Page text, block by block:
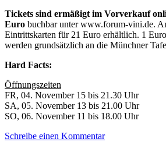
Tickets sind ermäßigt im Vorverkauf
Euro buchbar unter www.forum-vini.de.
Eintrittskarten für 21 Euro erhältlich. 1
werden grundsätzlich an die Münchner
Hard Facts:
Öffnungszeiten
FR, 04. November 15 bis 21.30 Uhr
SA, 05. November 13 bis 21.00 Uhr
SO, 06. November 11 bis 18.00 Uhr
Schreibe einen Kommentar